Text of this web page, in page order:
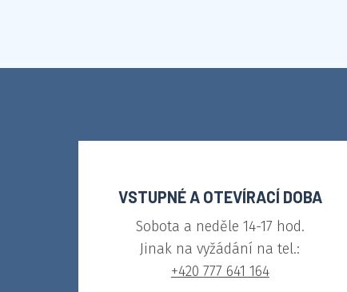
VSTUPNÉ A OTEVÍRACÍ DOBA
Sobota a neděle 14-17 hod.
Jinak na vyžádání na tel.:
+420 777 641 164